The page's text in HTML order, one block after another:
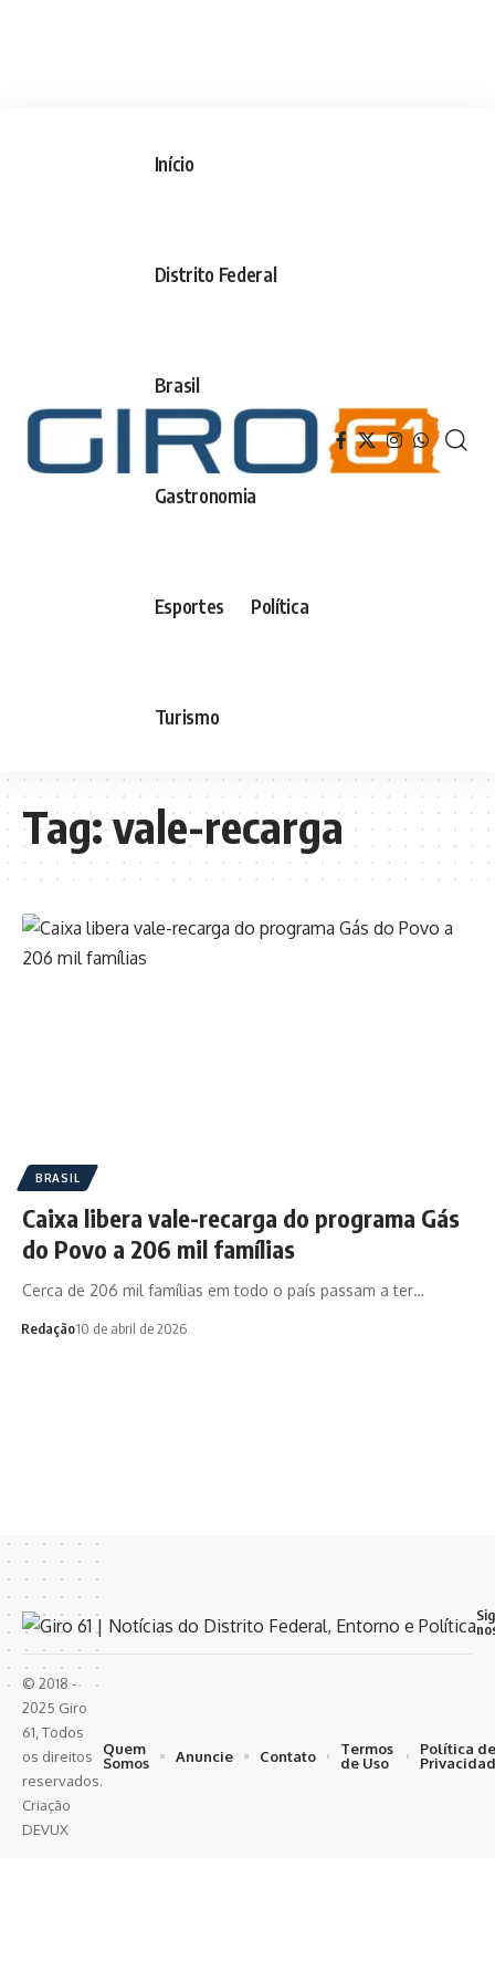
Início
Distrito Federal
Brasil
Gastronomia
Esportes Política
Turismo
Tag:vale-recarga
BRASIL
Caixa libera vale-recarga do programa Gás
do Povo a 206 mil famílias
Cerca de 206 mil famílias em todo o país passam a ter…
Redação10 de abril de 2026
© 2018 -
2025 Giro
61, Todos
os direitos
reservados.
Criação
DEVUX
Quem
Somos
Anuncie Contato
Termos
de Uso
Política